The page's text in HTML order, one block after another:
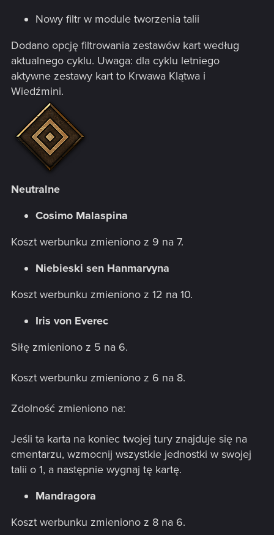
Nowy filtr w module tworzenia talii
Dodano opcję filtrowania zestawów kart według
aktualnego cyklu. Uwaga: dla cyklu letniego
aktywne zestawy kart to Krwawa Klątwa i
Wiedźmini.
Neutralne
Cosimo Malaspina
Koszt werbunku zmieniono z 9 na 7.
Niebieski sen Hanmarvyna
Koszt werbunku zmieniono z 12 na 10.
Iris von Everec
Siłę zmieniono z 5 na 6.
Koszt werbunku zmieniono z 6 na 8.
Zdolność zmieniono na:
Jeśli ta karta na koniec twojej tury znajduje się na
cmentarzu, wzmocnij wszystkie jednostki w swojej
talii o 1, a następnie wygnaj tę kartę.
Mandragora
Koszt werbunku zmieniono z 8 na 6.